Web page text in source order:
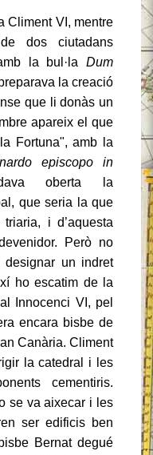
Climent VI, mentre
dos ciutadans
la bul·la Dum
la creació
que li donàs un
apareix el que
Fortuna", amb la
episcopo in
oberta la
que seria la que
i d’aquesta
Però no
un indret
ho escatim de la
Innocenci VI, pel
encara bisbe de
Canària. Climent
la catedral i les
cementiris.
se va aixecar i les
ser edificis ben
Bernat degué